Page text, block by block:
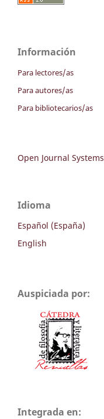
Información
Para lectores/as
Para autores/as
Para bibliotecarios/as
Open Journal Systems
Idioma
Español (España)
English
Auspiciada por:
Integrada en: